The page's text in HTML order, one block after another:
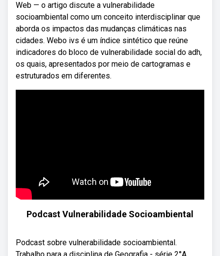
Web — o artigo discute a vulnerabilidade
socioambiental como um conceito interdisciplinar que
aborda os impactos das mudanças climáticas nas
cidades. Webo ivs é um índice sintético que reúne
indicadores do bloco de vulnerabilidade social do adh,
os quais, apresentados por meio de cartogramas e
estruturados em diferentes.
Podcast Vulnerabilidade Socioambiental
Podcast sobre vulnerabilidade socioambiental.